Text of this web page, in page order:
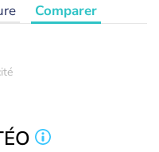
Comparer